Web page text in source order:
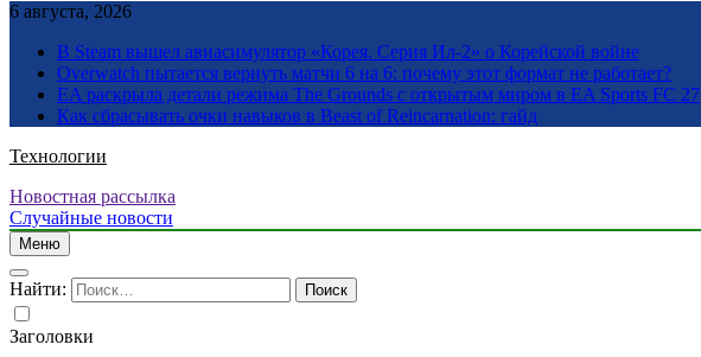
6 августа, 2026
В Steam вышел авиасимулятор «Корея. Серия Ил-2» о Корейской войне
Overwatch пытается вернуть матчи 6 на 6: почему этот формат не работает?
EA раскрыла детали режима The Grounds с открытым миром в EA Sports FC 27
Как сбрасывать очки навыков в Beast of Reincarnation: гайд
Технологии
Новостная рассылка
Случайные новости
Меню
Найти:
Заголовки